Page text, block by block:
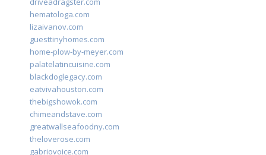
hematologa.com
lizaivanov.com
guesttinyhomes.com
home-plow-by-meyer.com
palatelatincuisine.com
blackdoglegacy.com
eatvivahouston.com
thebigshowok.com
chimeandstave.com
greatwallseafoodny.com
theloverose.com
gabriovoice.com